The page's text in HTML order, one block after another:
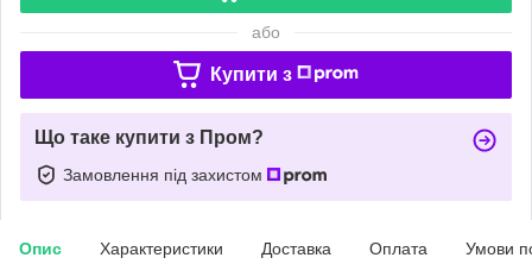
або
Купити з
Що таке купити з Пром?
Замовлення під захистом
Опис Характеристики Доставка Оплата Умови